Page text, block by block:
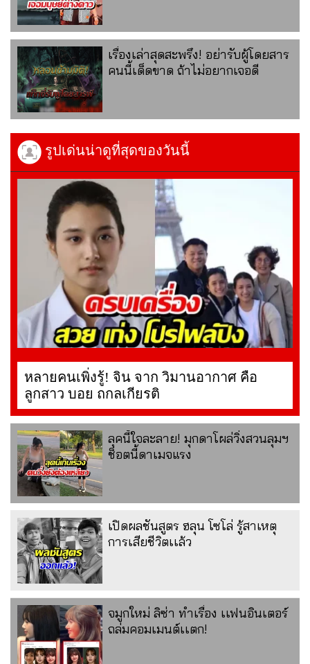
เรื่องเล่าสุดสะพรึง! อย่ารับผู้โดยสาร
คนนี้เด็ดขาด ถ้าไม่อยากเจอดี
รูปเด่นน่าดูที่สุดของวันนี้
หลายคนเพิ่งรู้! จิน จาก วิมานอากาศ คือ
ลูกสาว บอย ถกลเกียรติ
ลุคนี้ใจละลาย! มุกดาโผล่วิ่งสวนลุมฯ
ช็อตนี้ดาเมจแรง
เปิดผลชันสูตร ฮลุน โซโล่ รู้สาเหตุ
การเสียชีวิตเเล้ว
จมูกใหม่ ลิซ่า ทำเรื่อง เเฟนอินเตอร์
ถล่มคอมเมนต์เเตก!